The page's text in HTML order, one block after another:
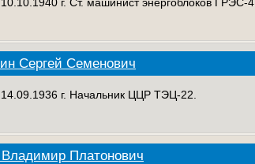
Сергей Семенович
г. Начальник ЦЦР ТЭЦ-22.
Владимир Платонович